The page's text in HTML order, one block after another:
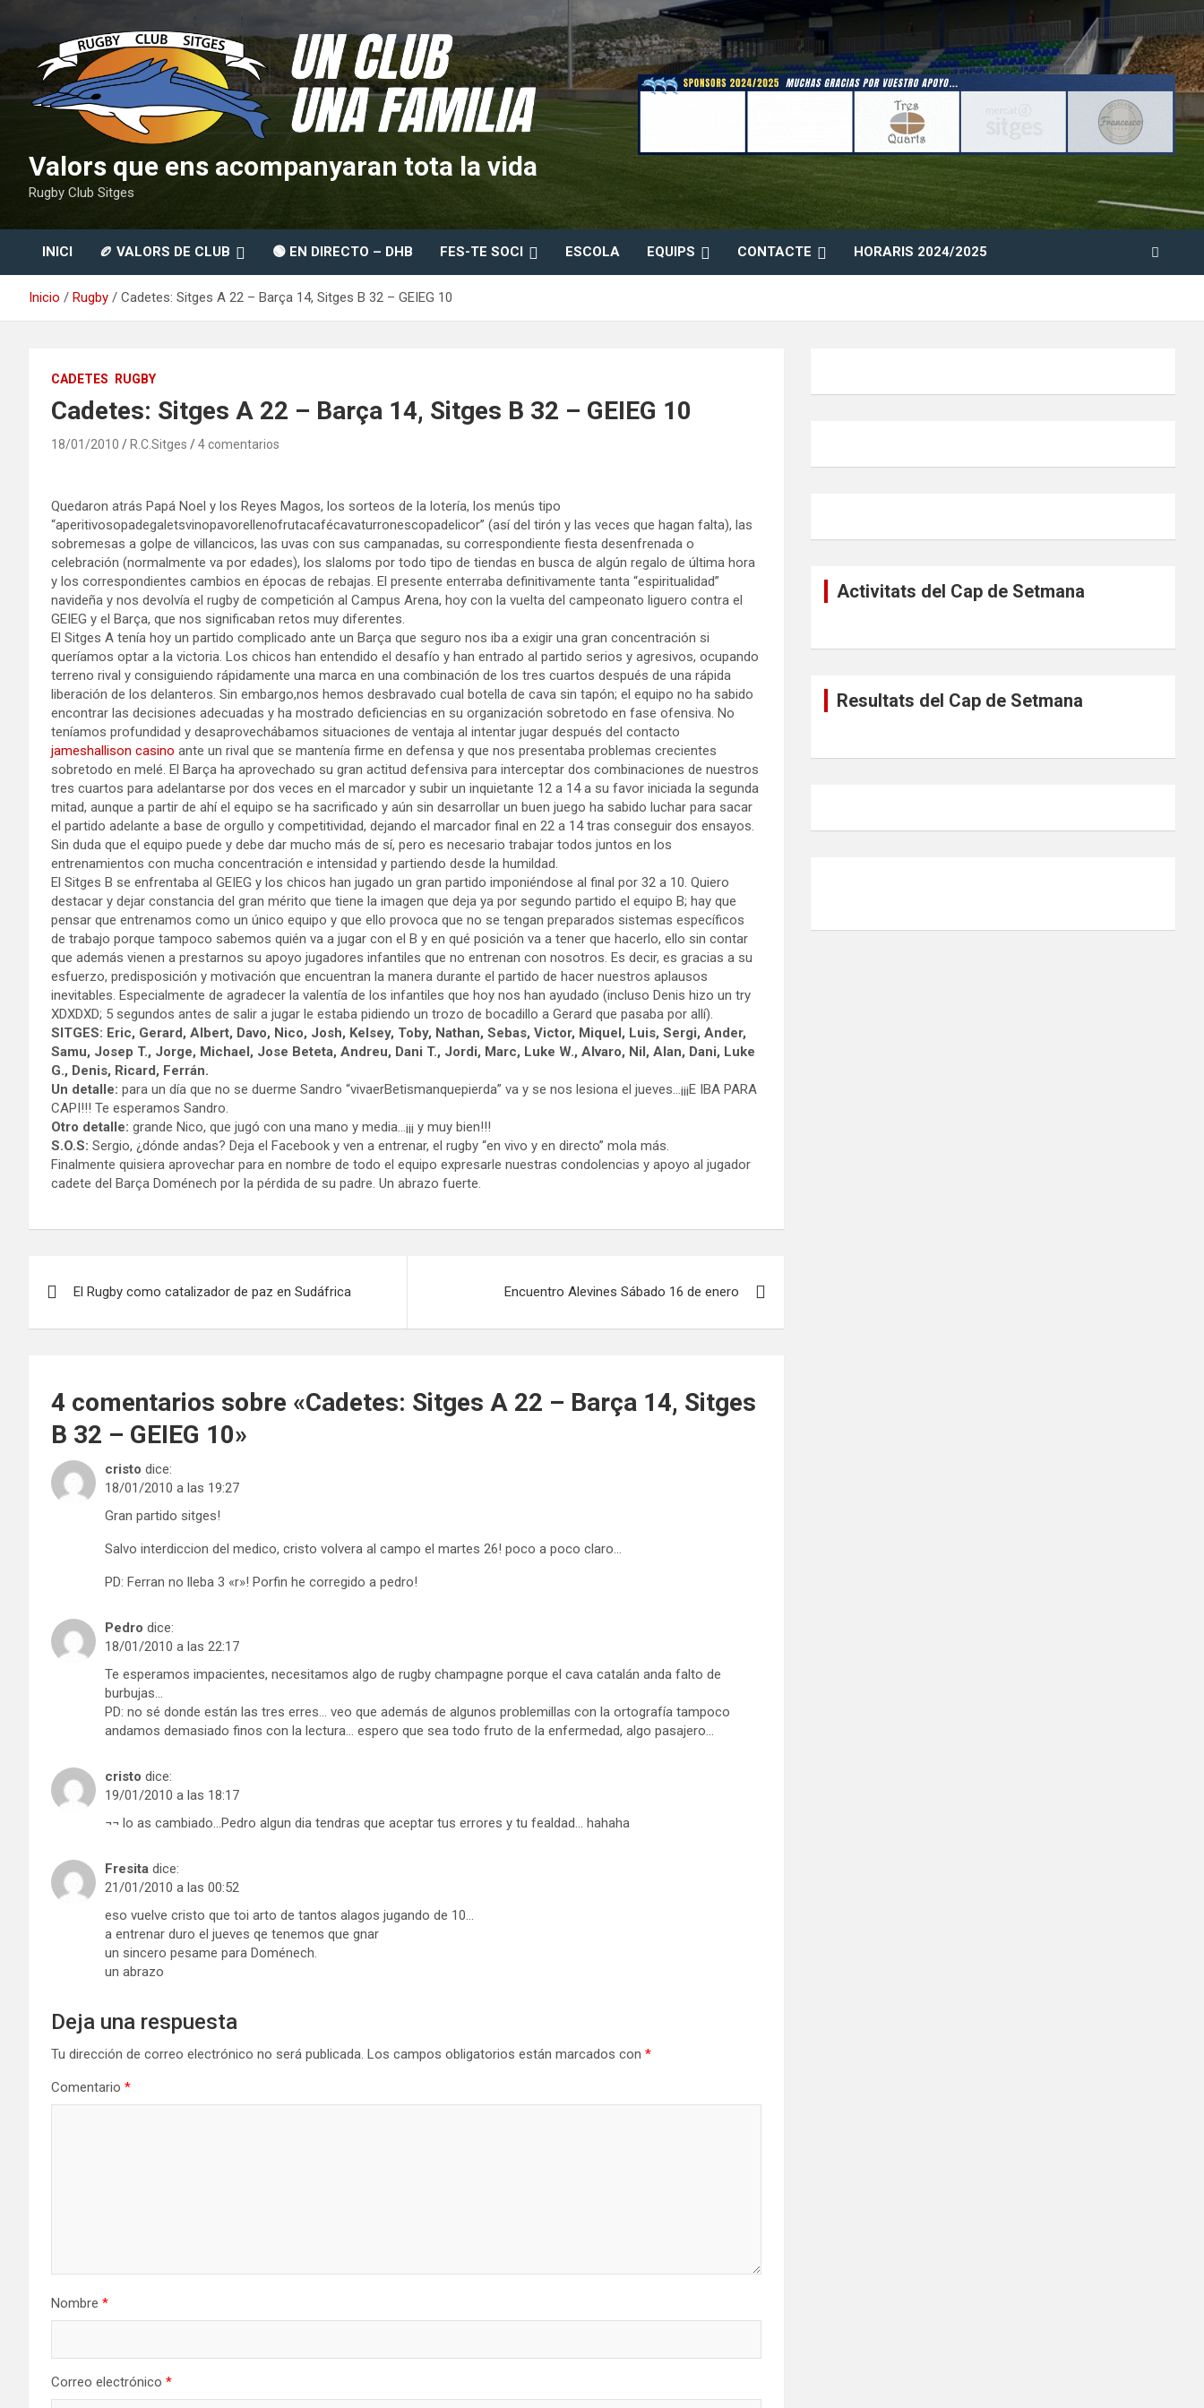
contenido
Valors que ens acompanyaran tota la vida
Rugby Club Sitges
INICI 🏉 VALORS DE CLUB 🟢 EN DIRECTO – DHB FES-TE SOCI ESCOLA EQUIPS CONTACTE HORARIS 2024/2025
Inicio Rugby Cadetes: Sitges A 22 – Barça 14, Sitges B 32 – GEIEG 10
CADETES RUGBY
Cadetes: Sitges A 22 – Barça 14, Sitges B 32 – GEIEG 10
18/01/2010 R.C.Sitges 4 comentarios
Quedaron atrás Papá Noel y los Reyes Magos, los sorteos de la lotería, los menús tipo
“aperitivosopadegaletsvinopavorellenofrutacafécavaturronescopadelicor” (así del tirón y las veces que hagan falta), las
sobremesas a golpe de villancicos, las uvas con sus campanadas, su correspondiente fiesta desenfrenada o
celebración (normalmente va por edades), los slaloms por todo tipo de tiendas en busca de algún regalo de última hora
y los correspondientes cambios en épocas de rebajas. El presente enterraba definitivamente tanta “espiritualidad”
navideña y nos devolvía el rugby de competición al Campus Arena, hoy con la vuelta del campeonato liguero contra el
GEIEG y el Barça, que nos significaban retos muy diferentes.
El Sitges A tenía hoy un partido complicado ante un Barça que seguro nos iba a exigir una gran concentración si
queríamos optar a la victoria. Los chicos han entendido el desafío y han entrado al partido serios y agresivos, ocupando
terreno rival y consiguiendo rápidamente una marca en una combinación de los tres cuartos después de una rápida
liberación de los delanteros. Sin embargo,nos hemos desbravado cual botella de cava sin tapón; el equipo no ha sabido
encontrar las decisiones adecuadas y ha mostrado deficiencias en su organización sobretodo en fase ofensiva. No
teníamos profundidad y desaprovechábamos situaciones de ventaja al intentar jugar después del contacto
jameshallison casino ante un rival que se mantenía firme en defensa y que nos presentaba problemas crecientes
sobretodo en melé. El Barça ha aprovechado su gran actitud defensiva para interceptar dos combinaciones de nuestros
tres cuartos para adelantarse por dos veces en el marcador y subir un inquietante 12 a 14 a su favor iniciada la segunda
mitad, aunque a partir de ahí el equipo se ha sacrificado y aún sin desarrollar un buen juego ha sabido luchar para sacar
el partido adelante a base de orgullo y competitividad, dejando el marcador final en 22 a 14 tras conseguir dos ensayos.
Sin duda que el equipo puede y debe dar mucho más de sí, pero es necesario trabajar todos juntos en los
entrenamientos con mucha concentración e intensidad y partiendo desde la humildad.
El Sitges B se enfrentaba al GEIEG y los chicos han jugado un gran partido imponiéndose al final por 32 a 10. Quiero
destacar y dejar constancia del gran mérito que tiene la imagen que deja ya por segundo partido el equipo B; hay que
pensar que entrenamos como un único equipo y que ello provoca que no se tengan preparados sistemas específicos
de trabajo porque tampoco sabemos quién va a jugar con el B y en qué posición va a tener que hacerlo, ello sin contar
que además vienen a prestarnos su apoyo jugadores infantiles que no entrenan con nosotros. Es decir, es gracias a su
esfuerzo, predisposición y motivación que encuentran la manera durante el partido de hacer nuestros aplausos
inevitables. Especialmente de agradecer la valentía de los infantiles que hoy nos han ayudado (incluso Denis hizo un try
XDXDXD; 5 segundos antes de salir a jugar le estaba pidiendo un trozo de bocadillo a Gerard que pasaba por allí).
SITGES: Eric, Gerard, Albert, Davo, Nico, Josh, Kelsey, Toby, Nathan, Sebas, Victor, Miquel, Luis, Sergi, Ander,
Samu, Josep T., Jorge, Michael, Jose Beteta, Andreu, Dani T., Jordi, Marc, Luke W., Alvaro, Nil, Alan, Dani, Luke
G., Denis, Ricard, Ferrán.
Un detalle: para un día que no se duerme Sandro “vivaerBetismanquepierda” va y se nos lesiona el jueves…¡¡¡E IBA PARA
CAPI!!! Te esperamos Sandro.
Otro detalle: grande Nico, que jugó con una mano y media…¡¡¡ y muy bien!!!
S.O.S: Sergio, ¿dónde andas? Deja el Facebook y ven a entrenar, el rugby “en vivo y en directo” mola más.
Finalmente quisiera aprovechar para en nombre de todo el equipo expresarle nuestras condolencias y apoyo al jugador
cadete del Barça Doménech por la pérdida de su padre. Un abrazo fuerte.
El Rugby como catalizador de paz en Sudáfrica Encuentro Alevines Sábado 16 de enero
4 comentarios sobre «Cadetes: Sitges A 22 – Barça 14, Sitges
B 32 – GEIEG 10»
cristo dice:
18/01/2010 a las 19:27
Gran partido sitges!
Salvo interdiccion del medico, cristo volvera al campo el martes 26! poco a poco claro…
PD: Ferran no lleba 3 «r»! Porfin he corregido a pedro!
Pedro dice:
18/01/2010 a las 22:17
Te esperamos impacientes, necesitamos algo de rugby champagne porque el cava catalán anda falto de
burbujas…
PD: no sé donde están las tres erres… veo que además de algunos problemillas con la ortografía tampoco
andamos demasiado finos con la lectura… espero que sea todo fruto de la enfermedad, algo pasajero…
cristo dice:
19/01/2010 a las 18:17
¬¬ lo as cambiado…Pedro algun dia tendras que aceptar tus errores y tu fealdad… hahaha
Fresita dice:
21/01/2010 a las 00:52
eso vuelve cristo que toi arto de tantos alagos jugando de 10…
a entrenar duro el jueves qe tenemos que gnar
un sincero pesame para Doménech.
un abrazo
Deja una respuesta
Tu dirección de correo electrónico no será publicada. Los campos obligatorios están marcados con *
Comentario *
Nombre *
Correo electrónico *
Activitats del Cap de Setmana
Resultats del Cap de Setmana